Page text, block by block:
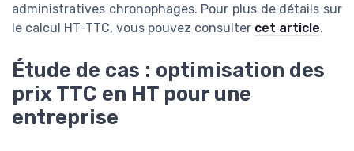
administratives chronophages. Pour plus de détails sur
le calcul HT-TTC, vous pouvez consulter cet article.
Étude de cas : optimisation des
prix TTC en HT pour une
entreprise